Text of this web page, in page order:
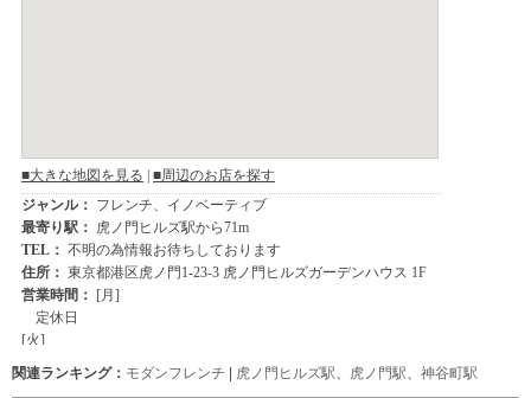
関連ランキング： モダンフレンチ | 虎ノ門ヒルズ駅 虎ノ門駅 神谷町駅